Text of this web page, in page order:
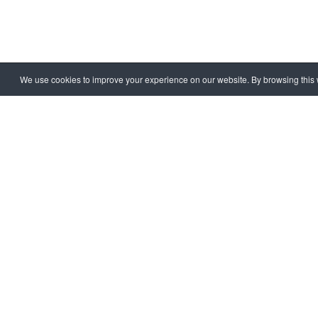
We use cookies to improve your experience on our website. By browsing